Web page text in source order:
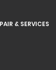
& SERVICES